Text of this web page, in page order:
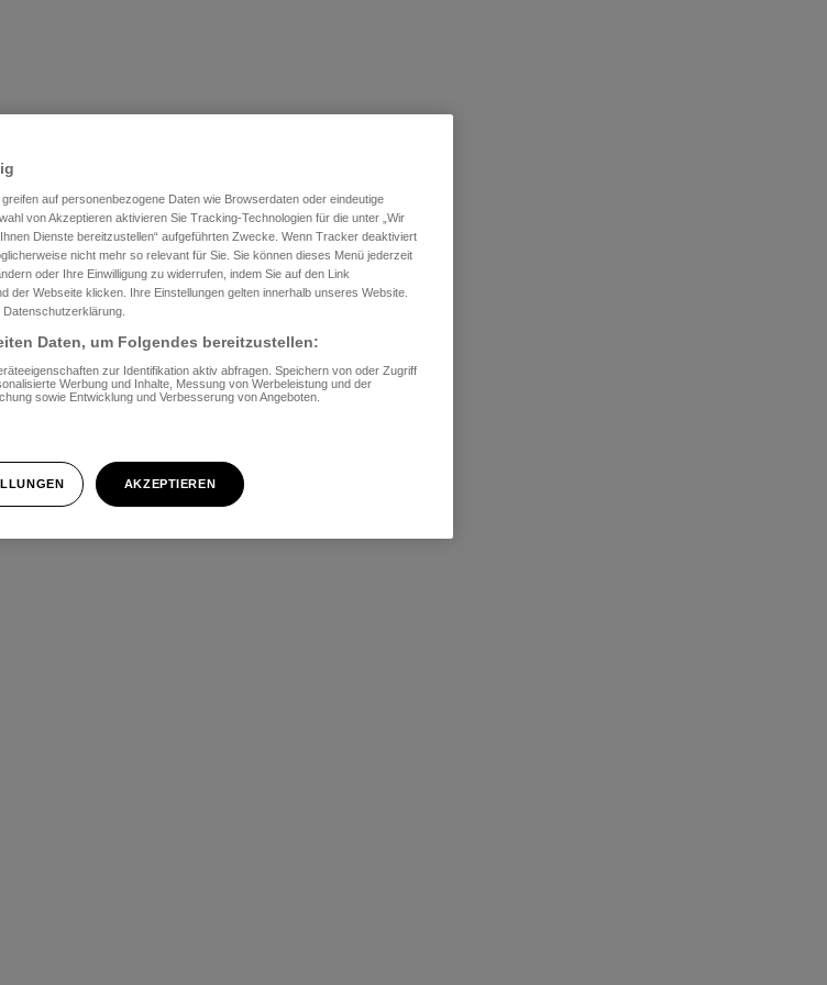
auf personenbezogene Daten wie Browserdaten oder eindeutige
von Akzeptieren aktivieren Sie Tracking-Technologien für die unter „Wir
Dienste bereitzustellen“ aufgeführten Zwecke. Wenn Tracker deaktiviert
nicht mehr so relevant für Sie. Sie können dieses Menü jederzeit
oder Ihre Einwilligung zu widerrufen, indem Sie auf den Link
der Webseite klicken. Ihre Einstellungen gelten innerhalb unseres Website.
Daten, um Folgendes bereitzustellen:
zur Identifikation aktiv abfragen. Speichern von oder Zugriff
Werbung und Inhalte, Messung von Werbeleistung und der
sowie Entwicklung und Verbesserung von Angeboten.
AKZEPTIEREN